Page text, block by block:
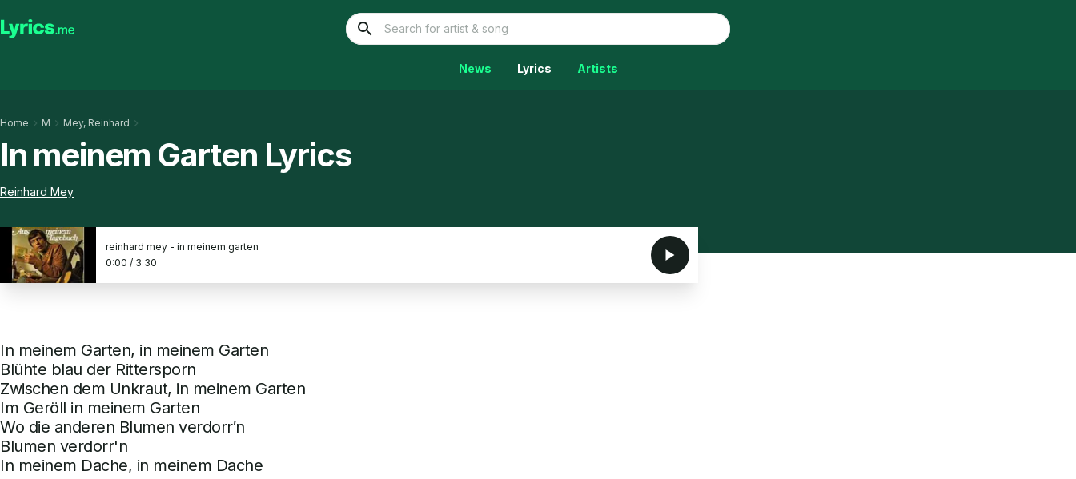
News Lyrics Artists
Home M Mey, Reinhard
In meinem Garten Lyrics
Reinhard Mey
reinhard mey - in meinem garten
0:00 / 3:30
In meinem Garten, in meinem Garten
Blühte blau der Rittersporn
Zwischen dem Unkraut, in meinem Garten
Im Geröll in meinem Garten
Wo die anderen Blumen verdorr′n
Blumen verdorr'n
In meinem Dache, in meinem Dache